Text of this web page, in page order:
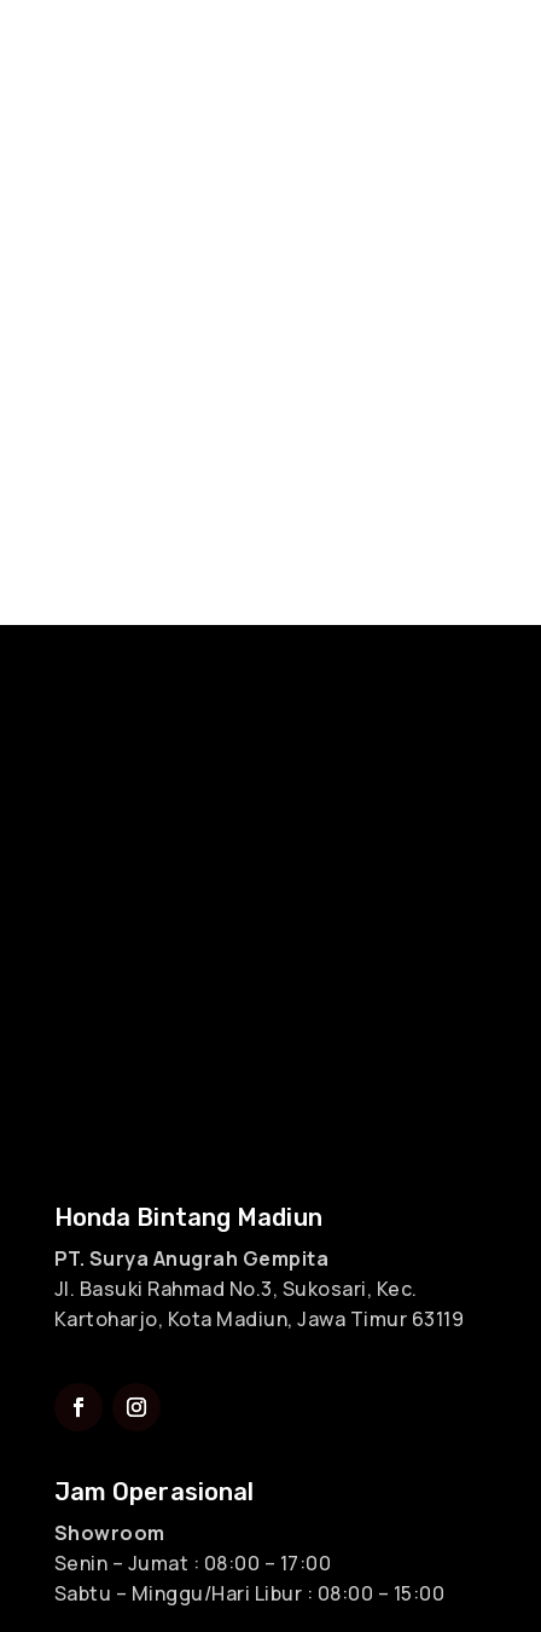
Honda Bintang Madiun
PT. Surya Anugrah Gempita
Jl. Basuki Rahmad No.3, Sukosari, Kec.
Kartoharjo, Kota Madiun, Jawa Timur 63119
Jam Operasional
Showroom
Senin – Jumat : 08:00 – 17:00
Sabtu – Minggu/Hari Libur : 08:00 – 15:00